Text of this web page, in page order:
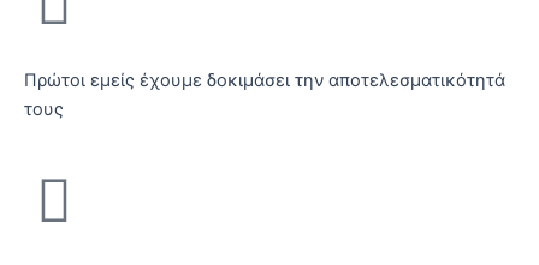
Πρώτοι εμείς έχουμε δοκιμάσει την αποτελεσματικότητά
τους